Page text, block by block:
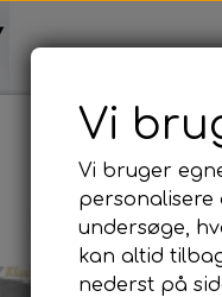
Vi
Vi bruger
undersøge,
kan altid
nederst på